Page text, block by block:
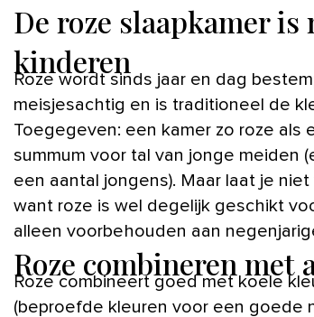
De roze slaapkamer
kinderen
Roze wordt sinds jaar en dag bestempeld als lieflijk en
meisjesachtig en is traditioneel de
Toegegeven: een kamer zo roze als
summum voor tal van jonge meiden
een aantal jongens). Maar laat je
want roze is wel degelijk geschikt
alleen voorbehouden aan
Roze combineren met
Roze combineert goed met koele
(beproefde kleuren voor een goede